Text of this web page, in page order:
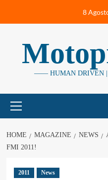
8
—— HUMAN DRIVEN
principale
HOME MAGAZINE NEWS
FMI 2011!
2011 News